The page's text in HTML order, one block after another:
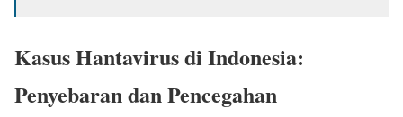
Kasus Hantavirus di Indonesia:
Penyebaran dan Pencegahan